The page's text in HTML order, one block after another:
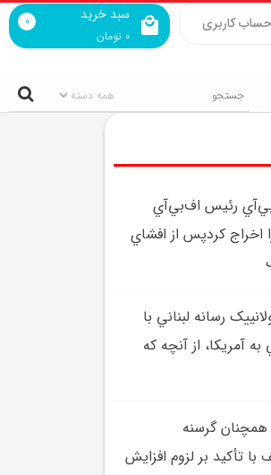
سبد خرید
0 تومان
0 کاربری
رئيس اف‌بي‌آي
اخراج کردپس از افشاي
رسانه لبناني با
آمريکا، از آنچه که
گرسنه
تأکيد بر لزوم افزايش